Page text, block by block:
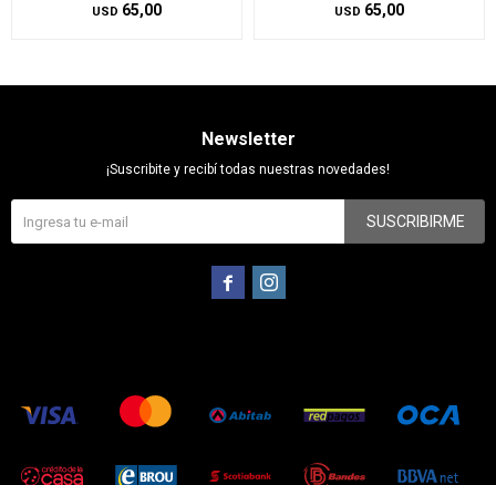
USD 65,00 USD 65,00
Newsletter
¡Suscribite y recibí todas nuestras novedades!
SUSCRIBIRME
 